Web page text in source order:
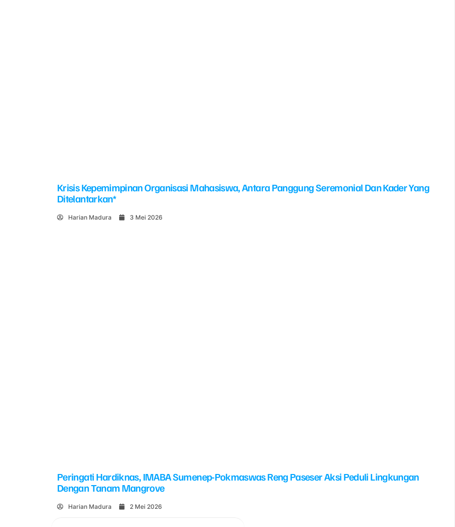
Krisis Kepemimpinan Organisasi Mahasiswa, Antara Panggung Seremonial Dan Kader Yang
Ditelantarkan*
Harian Madura 3 Mei 2026
Peringati Hardiknas, IMABA Sumenep-Pokmaswas Reng Paseser Aksi Peduli Lingkungan
Dengan Tanam Mangrove
Harian Madura 2 Mei 2026